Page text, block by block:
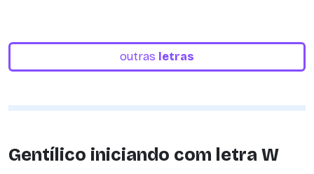
outras letras
Gentílico iniciando com letra W